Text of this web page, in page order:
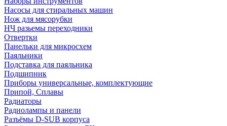
Насосы для стиральных машин
Нож для мясорубки
НЧ разьемы переходники
Отвертки
Панельки для микросхем
Паяльники
Подставка для паяльника
Подшипник
Приборы универсальные, комплектующие
Припой, Сплавы
Радиаторы
Радиолампы и панели
Разъёмы D-SUB корпуса